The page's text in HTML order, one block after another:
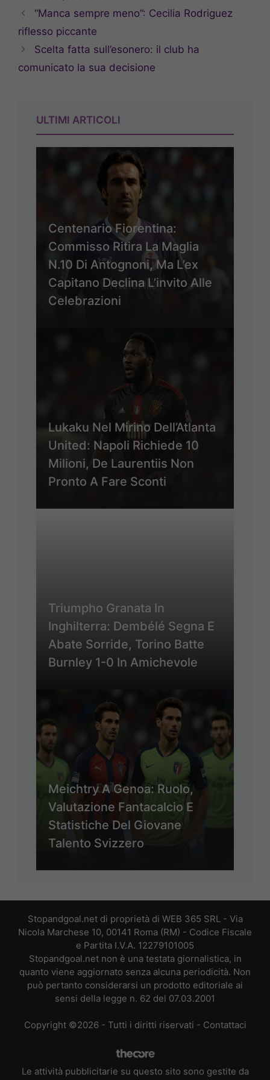
“Manca sempre meno”: Cecilia Rodriguez
riflesso piccante
Scelta fatta sull’esonero: il club ha
comunicato la sua decisione
ULTIMI ARTICOLI
Centenario Fiorentina:
Commisso Ritira La Maglia
N.10 Di Antognoni, Ma L’ex
Capitano Declina L’invito Alle
Celebrazioni
Lukaku Nel Mirino Dell’Atlanta
United: Napoli Richiede 10
Milioni, De Laurentiis Non
Pronto A Fare Sconti
Triumpho Granata In
Inghilterra: Dembélé Segna E
Abate Sorride, Torino Batte
Burnley 1-0 In Amichevole
Meichtry A Genoa: Ruolo,
Valutazione Fantacalcio E
Statistiche Del Giovane
Talento Svizzero
Stopandgoal.net di proprietà di WEB 365 SRL - Via
Nicola Marchese 10, 00141 Roma (RM) - Codice Fiscale
e Partita I.V.A. 12279101005
Stopandgoal.net non è una testata giornalistica, in
quanto viene aggiornato senza alcuna periodicità. Non
può pertanto considerarsi un prodotto editoriale ai
sensi della legge n. 62 del 07.03.2001
Copyright ©2026 - Tutti i diritti riservati - Contattaci
Le attività pubblicitarie su questo sito sono gestite da